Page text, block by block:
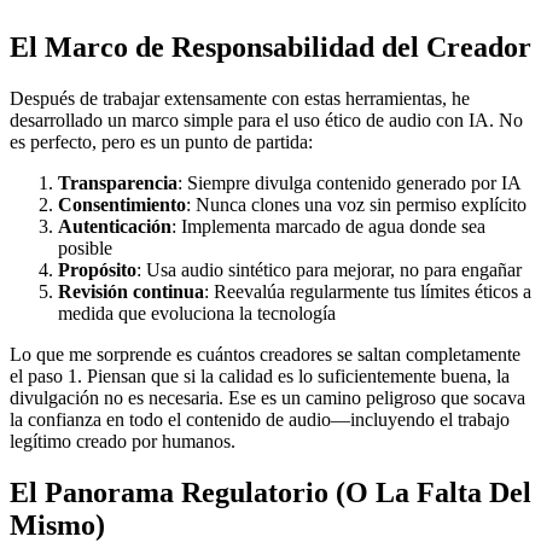
El Marco de Responsabilidad del Creador
Después de trabajar extensamente con estas herramientas, he
desarrollado un marco simple para el uso ético de audio con IA. No
es perfecto, pero es un punto de partida:
Transparencia: Siempre divulga contenido generado por IA
Consentimiento: Nunca clones una voz sin permiso explícito
Autenticación: Implementa marcado de agua donde sea
posible
Propósito: Usa audio sintético para mejorar, no para engañar
Revisión continua: Reevalúa regularmente tus límites éticos a
medida que evoluciona la tecnología
Lo que me sorprende es cuántos creadores se saltan completamente
el paso 1. Piensan que si la calidad es lo suficientemente buena, la
divulgación no es necesaria. Ese es un camino peligroso que socava
la confianza en todo el contenido de audio—incluyendo el trabajo
legítimo creado por humanos.
El Panorama Regulatorio (O La Falta Del
Mismo)